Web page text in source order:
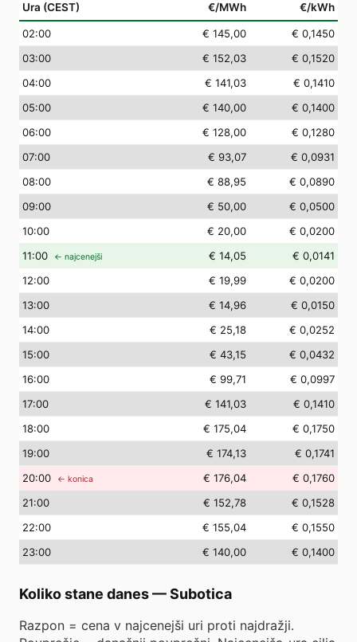
Ura (CEST) €/MWh €/kWh
02:00 € 145,00
€ 0,1450
03:00 € 152,03
€ 0,1520
04:00 € 141,03
€ 0,1410
05:00 € 140,00
€ 0,1400
06:00 € 128,00
€ 0,1280
07:00 € 93,07
€ 0,0931
08:00 € 88,95
€ 0,0890
09:00 € 50,00
€ 0,0500
10:00 € 20,00
€ 0,0200
11:00 ← najcenejši € 14,05
€ 0,0141
12:00 € 19,99
€ 0,0200
13:00 € 14,96
€ 0,0150
14:00 € 25,18
€ 0,0252
15:00 € 43,15
€ 0,0432
16:00 € 99,71
€ 0,0997
17:00 € 141,03
€ 0,1410
18:00 € 175,04
€ 0,1750
19:00 € 174,13
€ 0,1741
20:00 ← konica € 176,04
€ 0,1760
21:00 € 152,78
€ 0,1528
22:00 € 155,04
€ 0,1550
23:00 € 140,00 € 0,1400
Koliko stane danes—Subotica
Razpon = cena v najcenejši uri proti najdražji.